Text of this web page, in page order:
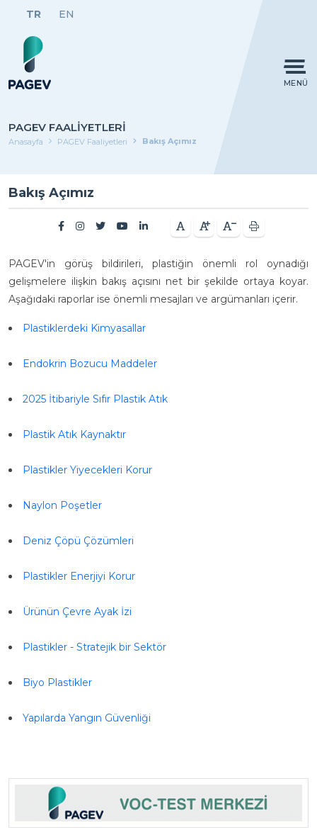
TR EN
MENÜ
PAGEV FAALIYETLERI
Anasayfa PAGEV Faaliyetleri Bakış Açımız
Bakış Açımız
PAGEV'in görüş bildirileri, plastiğin önemli rol oynadığı
gelişmelere ilişkin bakış açısını net bir şekilde ortaya koyar.
Aşağıdaki raporlar ise önemli mesajları ve argümanları içerir.
Plastiklerdeki Kimyasallar
Endokrin Bozucu Maddeler
2025 İtibariyle Sıfır Plastik Atık
Plastik Atık Kaynaktır
Plastikler Yiyecekleri Korur
Naylon Poşetler
Deniz Çöpü Çözümleri
Plastikler Enerjiyi Korur
Ürünün Çevre Ayak İzi
Plastikler - Stratejik bir Sektör
Biyo Plastikler
Yapılarda Yangın Güvenliği